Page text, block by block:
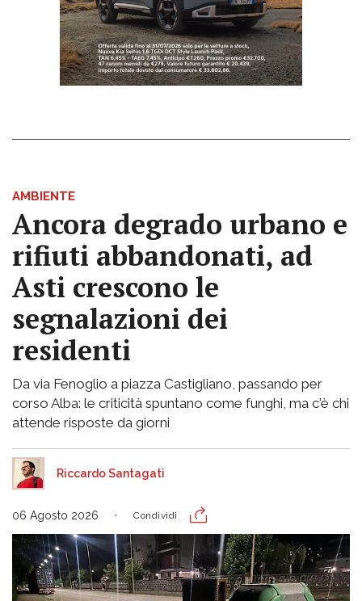
AMBIENTE
Ancora degrado urbano e
rifiuti abbandonati, ad
Asti crescono le
segnalazioni dei
residenti
Da via Fenoglio a piazza Castigliano, passando per
corso Alba: le criticità spuntano come funghi, ma c'è chi
attende risposte da giorni
Riccardo Santagati
06 Agosto 2026 Condividi